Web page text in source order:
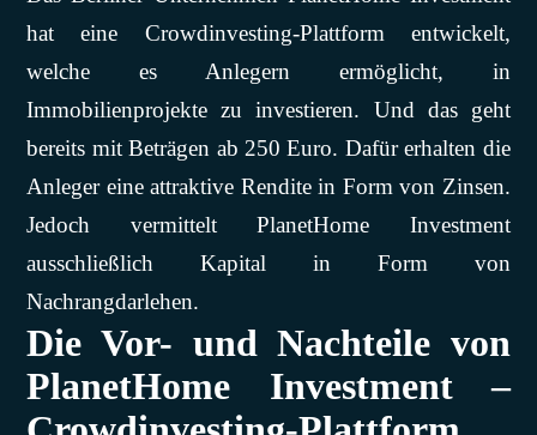
hat eine Crowdinvesting-Plattform entwickelt,
welche es Anlegern ermöglicht, in
Immobilienprojekte zu investieren. Und das geht
bereits mit Beträgen ab 250 Euro. Dafür erhalten die
Anleger eine attraktive Rendite in Form von Zinsen.
Jedoch vermittelt PlanetHome Investment
ausschließlich Kapital in Form von
Nachrangdarlehen.
Die Vor- und Nachteile von
PlanetHome Investment –